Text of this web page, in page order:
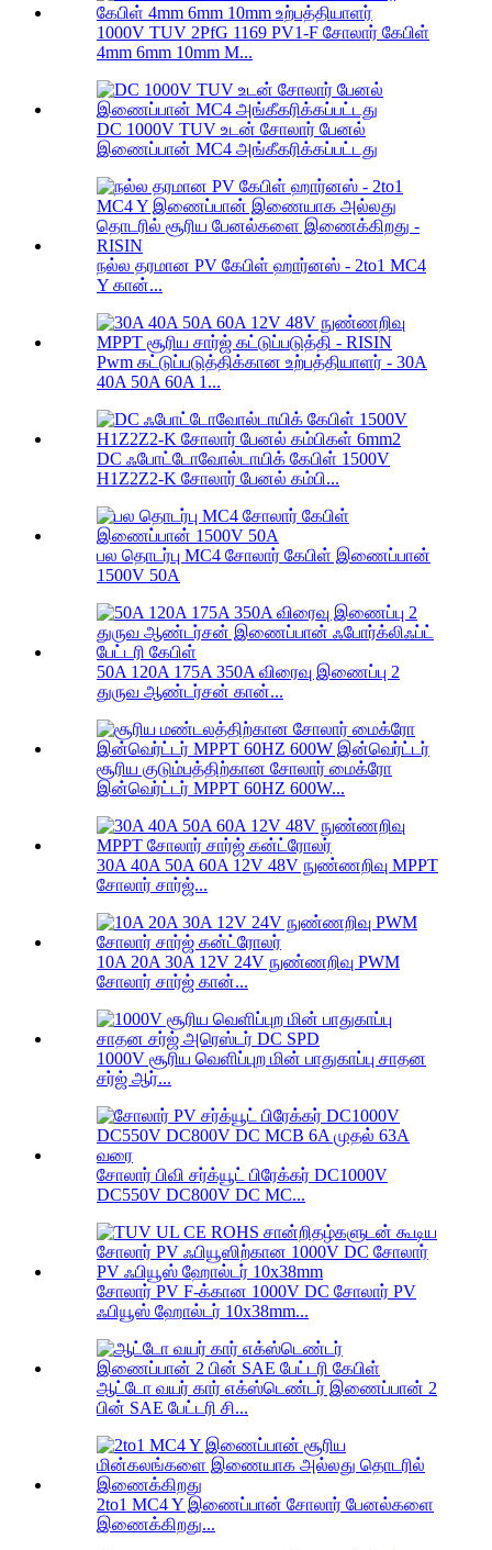
1000V TUV 2PfG 1169 PV1-F சோலார் கேபிள்
4mm 6mm 10mm M...
DC 1000V TUV உடன் சோலார் பேனல்
இணைப்பான் MC4 அங்கீகரிக்கப்பட்டது
நல்ல தரமான PV கேபிள் ஹார்னஸ் - 2to1 MC4
Y கான்...
Pwm கட்டுப்படுத்திக்கான உற்பத்தியாளர் - 30A
40A 50A 60A 1...
DC ஃபோட்டோவோல்டாயிக் கேபிள் 1500V
H1Z2Z2-K சோலார் பேனல் கம்பி...
பல தொடர்பு MC4 சோலார் கேபிள் இணைப்பான்
1500V 50A
50A 120A 175A 350A விரைவு இணைப்பு 2
துருவ ஆண்டர்சன் கான்...
சூரிய குடும்பத்திற்கான சோலார் மைக்ரோ
இன்வெர்ட்டர் MPPT 60HZ 600W...
30A 40A 50A 60A 12V 48V நுண்ணறிவு MPPT
சோலார் சார்ஜ்...
10A 20A 30A 12V 24V நுண்ணறிவு PWM
சோலார் சார்ஜ் கான்...
1000V சூரிய வெளிப்புற மின் பாதுகாப்பு சாதன
சர்ஜ் ஆர்...
சோலார் பிவி சர்க்யூட் பிரேக்கர் DC1000V
DC550V DC800V DC MC...
சோலார் PV F-க்கான 1000V DC சோலார் PV
ஃபியூஸ் ஹோல்டர் 10x38mm...
ஆட்டோ வயர் கார் எக்ஸ்டெண்டர் இணைப்பான் 2
பின் SAE பேட்டரி சி...
2to1 MC4 Y இணைப்பான் சோலார் பேனல்களை
இணைக்கிறது...